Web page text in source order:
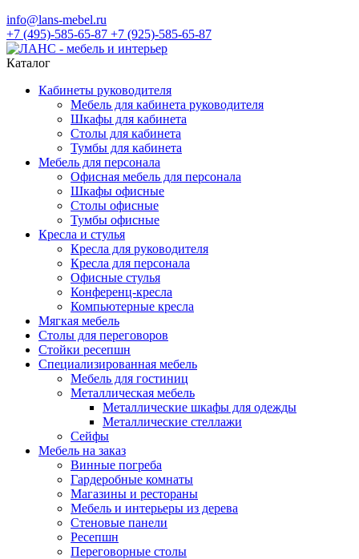
info@lans-mebel.ru
+7 (495)-585-65-87 +7 (925)-585-65-87
Каталог
Кабинеты руководителя
Мебель для кабинета руководителя
Шкафы для кабинета
Столы для кабинета
Тумбы для кабинета
Мебель для персонала
Офисная мебель для персонала
Шкафы офисные
Столы офисные
Тумбы офисные
Кресла и стулья
Кресла для руководителя
Кресла для персонала
Офисные стулья
Конференц-кресла
Компьютерные кресла
Мягкая мебель
Столы для переговоров
Стойки ресепшн
Специализированная мебель
Мебель для гостиниц
Металлическая мебель
Металлические шкафы для одежды
Металлические стеллажи
Сейфы
Мебель на заказ
Винные погреба
Гардеробные комнаты
Магазины и рестораны
Мебель и интерьеры из дерева
Стеновые панели
Ресепшн
Переговорные столы